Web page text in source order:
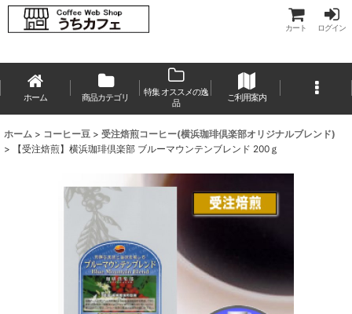
カート ログイン
ホーム 商品カテゴリ
特集 オススメの逸
品
ご利用案内
ホーム > コーヒー豆 > 受注焙煎コーヒー(横浜珈琲倶楽部オリジナルブレンド)
>
【受注焙煎】横浜珈琲倶楽部 ブルーマウンテンブレンド 200ｇ